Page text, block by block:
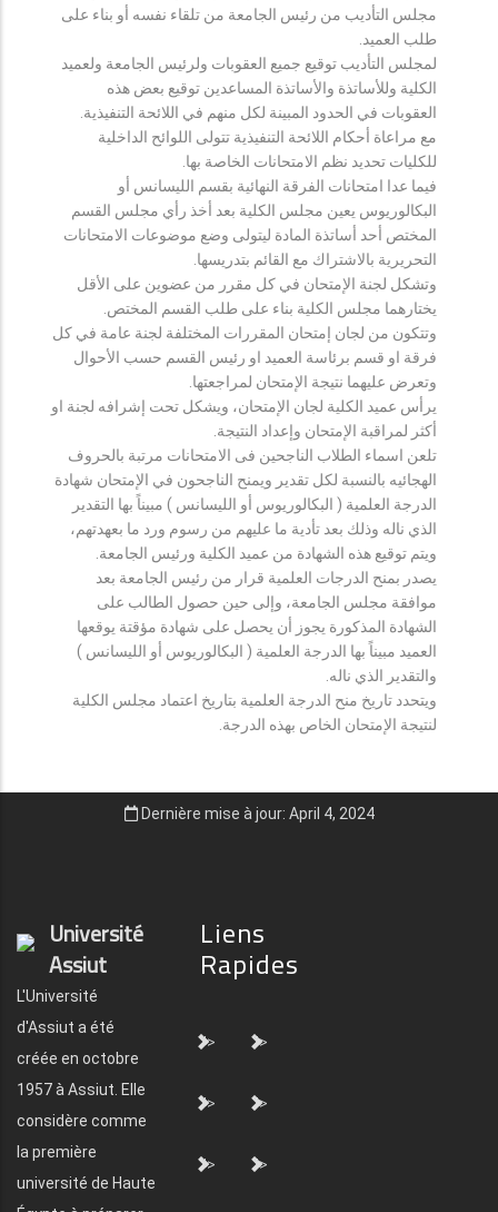
مجلس التأديب من رئيس الجامعة من تلقاء نفسه أو بناء على
طلب العميد.
لمجلس التأديب توقيع جميع العقوبات ولرئيس الجامعة ولعميد
الكلية وللأساتذة والأساتذة المساعدين توقيع بعض هذه
العقوبات في الحدود المبينة لكل منهم في اللائحة التنفيذية.
مع مراعاة أحكام اللائحة التنفيذية تتولى اللوائح الداخلية
للكليات تحديد نظم الامتحانات الخاصة بها.
فيما عدا امتحانات الفرقة النهائية بقسم الليسانس أو
البكالوريوس يعين مجلس الكلية بعد أخذ رأي مجلس القسم
المختص أحد أساتذة المادة ليتولى وضع موضوعات الامتحانات
التحريرية بالاشتراك مع القائم بتدريسها.
وتشكل لجنة الإمتحان في كل مقرر من عضوين على الأقل
يختارهما مجلس الكلية بناء على طلب القسم المختص.
وتتكون من لجان إمتحان المقررات المختلفة لجنة عامة في كل
فرقة او قسم برئاسة العميد او رئيس القسم حسب الأحوال
وتعرض عليهما نتيجة الإمتحان لمراجعتها.
يرأس عميد الكلية لجان الإمتحان، ويشكل تحت إشرافه لجنة او
أكثر لمراقبة الإمتحان وإعداد النتيجة.
تلعن اسماء الطلاب الناجحين فى الامتحانات مرتبة بالحروف
الهجائيه بالنسبة لكل تقدير ويمنح الناجحون في الإمتحان شهادة
الدرجة العلمية ( البكالوريوس أو الليسانس ) مبيناً بها التقدير
الذي ناله وذلك بعد تأدية ما عليهم من رسوم ورد ما بعهدتهم،
ويتم توقيع هذه الشهادة من عميد الكلية ورئيس الجامعة.
يصدر بمنح الدرجات العلمية قرار من رئيس الجامعة بعد
موافقة مجلس الجامعة، وإلى حين حصول الطالب على
الشهادة المذكورة يجوز أن يحصل على شهادة مؤقتة يوقعها
العميد مبيناً بها الدرجة العلمية ( البكالوريوس أو الليسانس )
والتقدير الذي ناله.
ويتحدد تاريخ منح الدرجة العلمية بتاريخ اعتماد مجلس الكلية
لنتيجة الإمتحان الخاص بهذه الدرجة.
Dernière mise à jour: April 4, 2024
Université
Assiut
L'Université
d'Assiut a été
créée en octobre
1957 à Assiut. Elle
considère comme
la première
université de Haute
Liens
Rapides
"> ">
"> ">
"> ">